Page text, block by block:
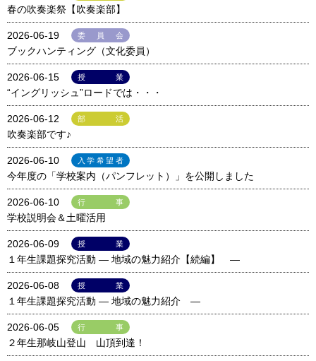
春の吹奏楽祭【吹奏楽部】
2026-06-19 委員会
ブックハンティング（文化委員）
2026-06-15 授業
“イングリッシュ”ロードでは・・・
2026-06-12 部活
吹奏楽部です♪
2026-06-10 入学希望者
今年度の「学校案内（パンフレット）」を公開しました
2026-06-10 行事
学校説明会＆土曜活用
2026-06-09 授業
１年生課題探究活動 ― 地域の魅力紹介【続編】 ―
2026-06-08 授業
１年生課題探究活動 ― 地域の魅力紹介 ―
2026-06-05 行事
２年生那岐山登山 山頂到達！